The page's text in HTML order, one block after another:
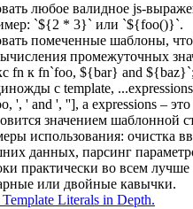
любое валидное js-
`${2 * 3}` или `${foo()}`.
помеченные шаблоны,
промежуточных
fn к fn`foo, ${bar} and ${baz}`;
с template,
', ' and ', ''], а expressions –
значением шаблонной
использования: очистка
данных, парсинг
практически во всем лучше
или двойные кавычки.
Literals in Depth.